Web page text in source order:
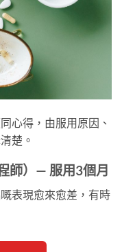
心得，由服用原因、
楚。
師）— 服用3個月
表現愈來愈差，有時